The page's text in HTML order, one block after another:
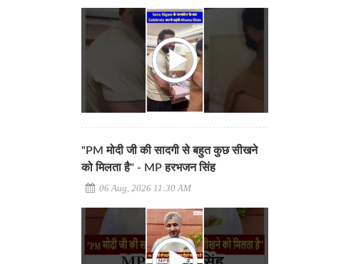
"PM मोदी जी की सादगी से बहुत कुछ सीखने
को मिलता है" - MP हरभजन सिंह
06 Aug, 2026 11:30 AM